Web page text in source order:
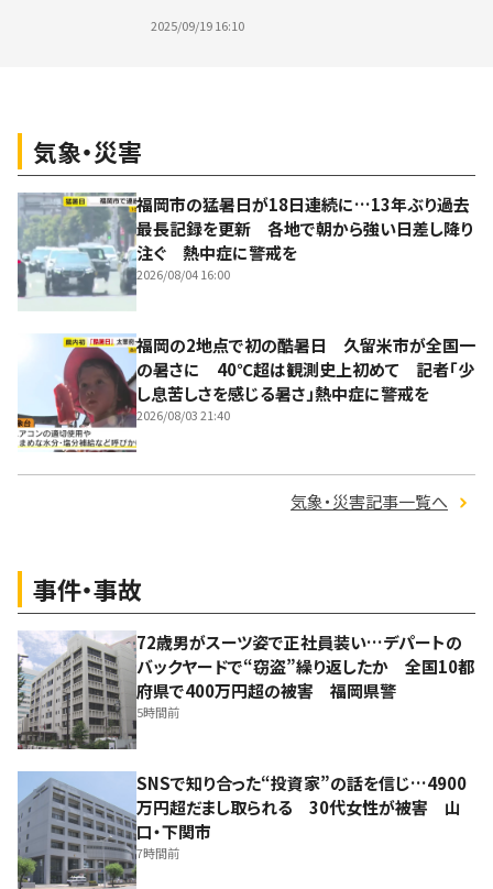
2025/09/19 16:10
気象・災害
福岡市の猛暑日が18日連続に…13年ぶり過去
最長記録を更新 各地で朝から強い日差し降り
注ぐ 熱中症に警戒を
2026/08/04 16:00
福岡の2地点で初の酷暑日 久留米市が全国一
の暑さに 40℃超は観測史上初めて 記者「少
し息苦しさを感じる暑さ」熱中症に警戒を
2026/08/03 21:40
気象・災害記事一覧へ
事件・事故
72歳男がスーツ姿で正社員装い…デパートの
バックヤードで“窃盗”繰り返したか 全国10都
府県で400万円超の被害 福岡県警
5時間前
SNSで知り合った“投資家”の話を信じ…4900
万円超だまし取られる 30代女性が被害 山
口・下関市
7時間前